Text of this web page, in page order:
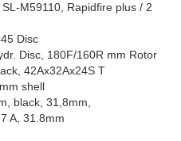
M59110, Rapidfire plus / 2
Disc
Disc, 180F/160R mm Rotor
42Ax32Ax24S T
shell
black, 31,8mm,
A, 31.8mm